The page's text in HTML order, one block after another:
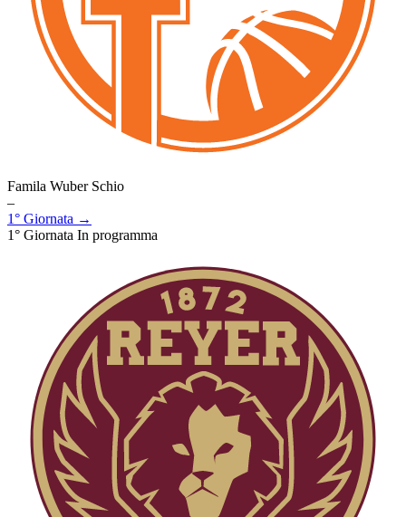
Famila Wuber Schio
–
1° Giornata →
1° Giornata In programma